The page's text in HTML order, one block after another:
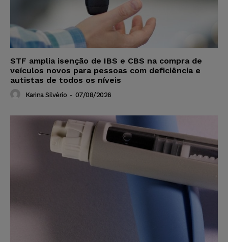
STF amplia isenção de IBS e CBS na compra de
veículos novos para pessoas com deficiência e
autistas de todos os níveis
Karina Silvério - 07/08/2026